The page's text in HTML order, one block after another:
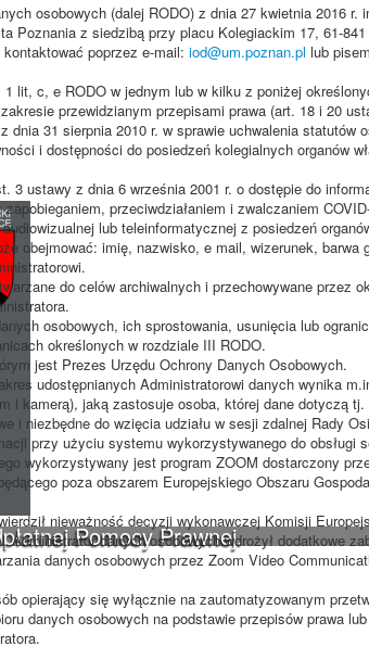
Pomocy Prawnej.
osobowych (dalej RODO) z dnia 27 kwietnia 2016 r.
Poznania z siedzibą przy placu Kolegiackim 17, 61-
poprzez e-mail: iod@um.poznan.pl lub
lit, c, e RODO w jednym lub w kilku z poniżej
przewidzianym przepisami prawa (art. 18 i 20
31 sierpnia 2010 r. w sprawie uchwalenia statutów
i dostępności do posiedzeń kolegialnych organów
3 ustawy z dnia 6 września 2001 r. o dostępie do
przeciwdziałaniem i zwalczaniem
lub teleinformatycznej z posiedzeń
obejmować: imię, nazwisko, e mail, wizerunek, barwa
do celów archiwalnych i przechowywane przez
osobowych, ich sprostowania, usunięcia lub
określonych w rozdziale III RODO.
jest Prezes Urzędu Ochrony Danych Osobowych.
udostępnianych Administratorowi danych wynika
i kamerą), jaką zastosuje osoba, której dane dotyczą
i niezbędne do wzięcia udziału w sesji zdalnej Rady
przy użyciu systemu wykorzystywanego do obsługi
wykorzystywany jest program ZOOM dostarczony
poza obszarem Europejskiego Obszaru
nieważność decyzji wykonawczej Komisji
danych osobowych wdrożył dodatkowe
danych osobowych przez Zoom Video
opierający się wyłącznie na zautomatyzowanym
danych osobowych na podstawie przepisów prawa